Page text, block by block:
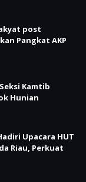
post
Pangkat AKP
Kamtib
Hunian
Upacara HUT
Riau, Perkuat